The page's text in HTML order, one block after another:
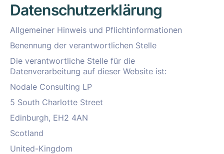
Datenschutzerklärung
Allgemeiner Hinweis und Pflichtinformationen
Benennung der verantwortlichen Stelle
Die verantwortliche Stelle für die
Datenverarbeitung auf dieser Website ist:
Nodale Consulting LP
5 South Charlotte Street
Edinburgh, EH2 4AN
Scotland
United-Kingdom